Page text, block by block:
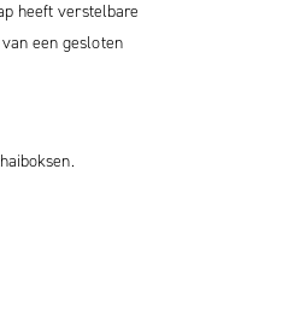
heeft verstelbare
een gesloten